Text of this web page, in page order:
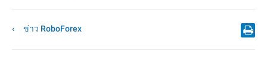
ข่าว RoboForex